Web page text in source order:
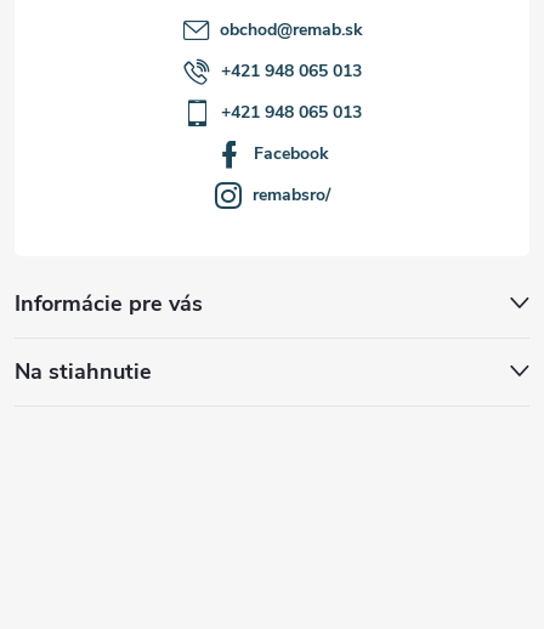
Informácie pre vás
Na stiahnutie
obchod@remab.sk
+421 948 065 013
+421 948 065 013
Facebook
remabsro/